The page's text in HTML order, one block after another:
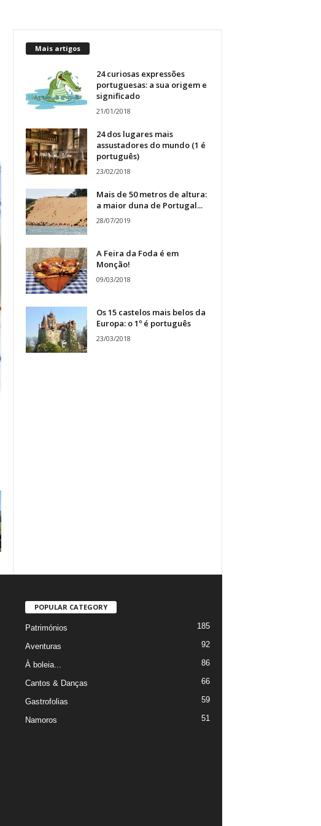
Mais artigos
24 curiosas expressões
portuguesas: a sua origem e
significado
21/01/2018
24 dos lugares mais
assustadores do mundo (1 é
português)
23/02/2018
Mais de 50 metros de altura:
a maior duna de Portugal...
28/07/2019
A Feira da Foda é em
Monção!
09/03/2018
Os 15 castelos mais belos da
Europa: o 1º é português
23/03/2018
POPULAR CATEGORY
Patrimónios 185
Aventuras 92
À boleia... 86
Cantos & Danças 66
Gastrofolias 59
Namoros 51